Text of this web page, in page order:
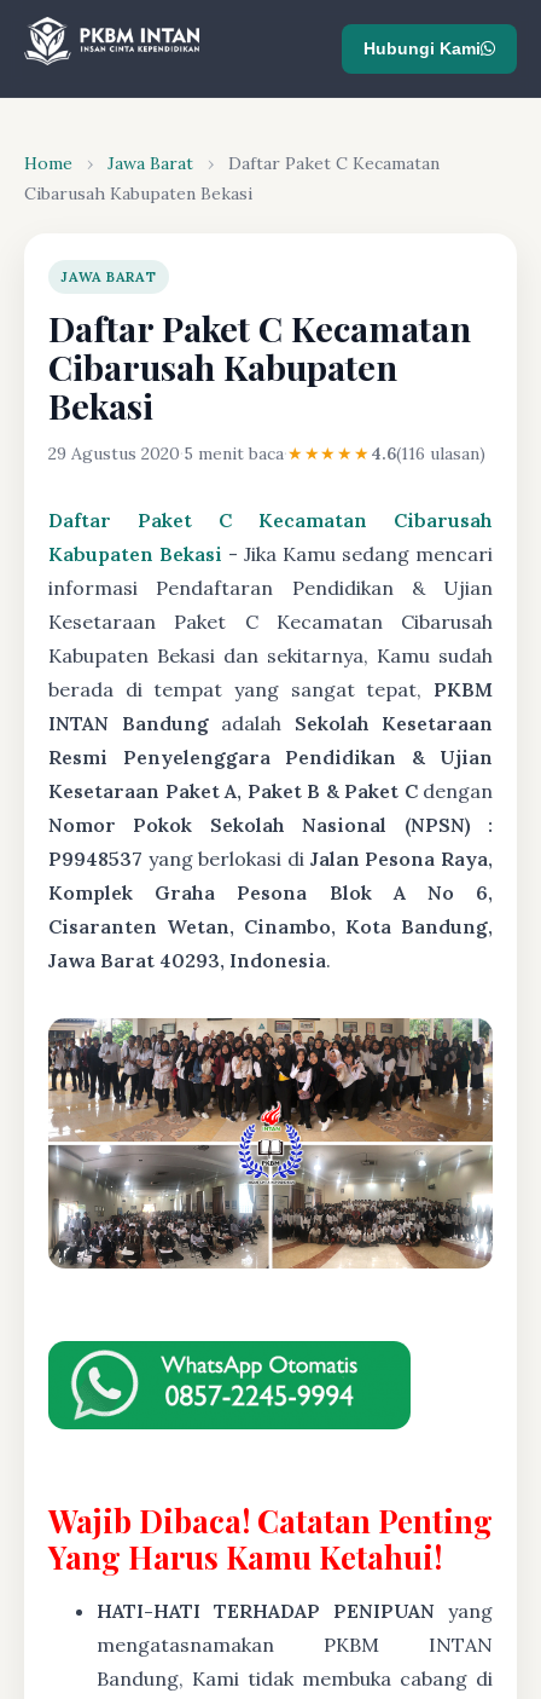
Hubungi Kami
Home › Jawa Barat ›
Daftar Paket C Kecamatan
Cibarusah Kabupaten Bekasi
JAWA BARAT
Daftar Paket C Kecamatan
Cibarusah Kabupaten
Bekasi
29 Agustus 2020·5 menit baca·★★★★★4.6(116 ulasan)
Daftar Paket C Kecamatan Cibarusah
Kabupaten Bekasi - Jika Kamu sedang mencari
informasi Pendaftaran Pendidikan & Ujian
Kesetaraan Paket C Kecamatan Cibarusah
Kabupaten Bekasi dan sekitarnya, Kamu sudah
berada di tempat yang sangat tepat, PKBM
INTAN Bandungadalah Sekolah Kesetaraan
Resmi Penyelenggara Pendidikan & Ujian
Kesetaraan Paket A, Paket B & Paket Cdengan
Nomor Pokok Sekolah Nasional (NPSN) :
P9948537 yang berlokasi di Jalan Pesona Raya,
Komplek Graha Pesona Blok A No 6,
Cisaranten Wetan, Cinambo, Kota Bandung,
Jawa Barat 40293, Indonesia.
Wajib Dibaca! Catatan Penting
Yang Harus Kamu Ketahui!
HATI-HATI TERHADAP PENIPUAN yang
mengatasnamakan PKBM INTAN
Bandung, Kami tidak membuka cabang di